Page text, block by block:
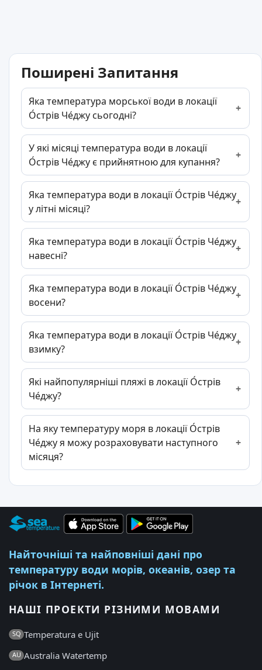
Поширені Запитання
Яка температура морської води в локації
О́стрів Че́джу сьогодні?
У які місяці температура води в локації
О́стрів Че́джу є прийнятною для купання?
Яка температура води в локації О́стрів Че́джу
у літні місяці?
Яка температура води в локації О́стрів Че́джу
навесні?
Яка температура води в локації О́стрів Че́джу
восени?
Яка температура води в локації О́стрів Че́джу
взимку?
Які найпопулярніші пляжі в локації О́стрів
Че́джу?
На яку температуру моря в локації О́стрів
Че́джу я можу розраховувати наступного
місяця?
Найточніші та найповніші дані про
температуру води морів, океанів, озер та
річок в Інтернеті.
НАШІ ПРОЕКТИ РІЗНИМИ МОВАМИ
SQ Temperatura e Ujit
AU Australia Watertemp